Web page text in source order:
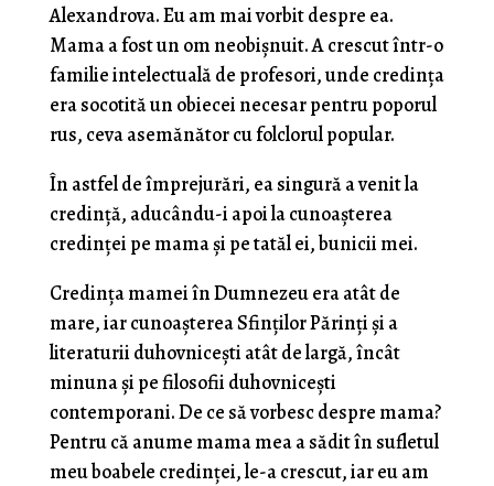
Alexandrova. Eu am mai vorbit despre ea.
Mama a fost un om neobișnuit. A crescut într-o
familie intelectuală de profesori, unde credința
era socotită un obiecei necesar pentru poporul
rus, ceva asemănător cu folclorul popular.
În astfel de împrejurări, ea singură a venit la
credință, aducându-i apoi la cunoașterea
credinței pe mama și pe tatăl ei, bunicii mei.
Credința mamei în Dumnezeu era atât de
mare, iar cunoașterea Sfinților Părinți și a
literaturii duhovnicești atât de largă, încât
minuna și pe filosofii duhovnicești
contemporani. De ce să vorbesc despre mama?
Pentru că anume mama mea a sădit în sufletul
meu boabele credinței, le-a crescut, iar eu am